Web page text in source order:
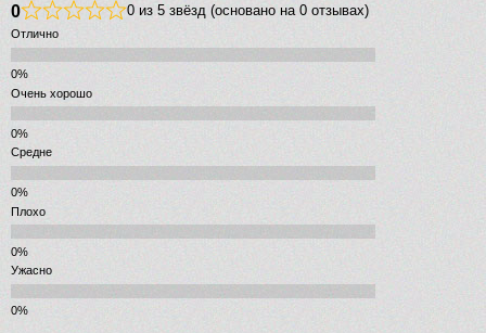
0 0 из 5 звёзд (основано на 0 отзывах)
Отлично
Очень хорошо
Средне
Плохо
Ужасно